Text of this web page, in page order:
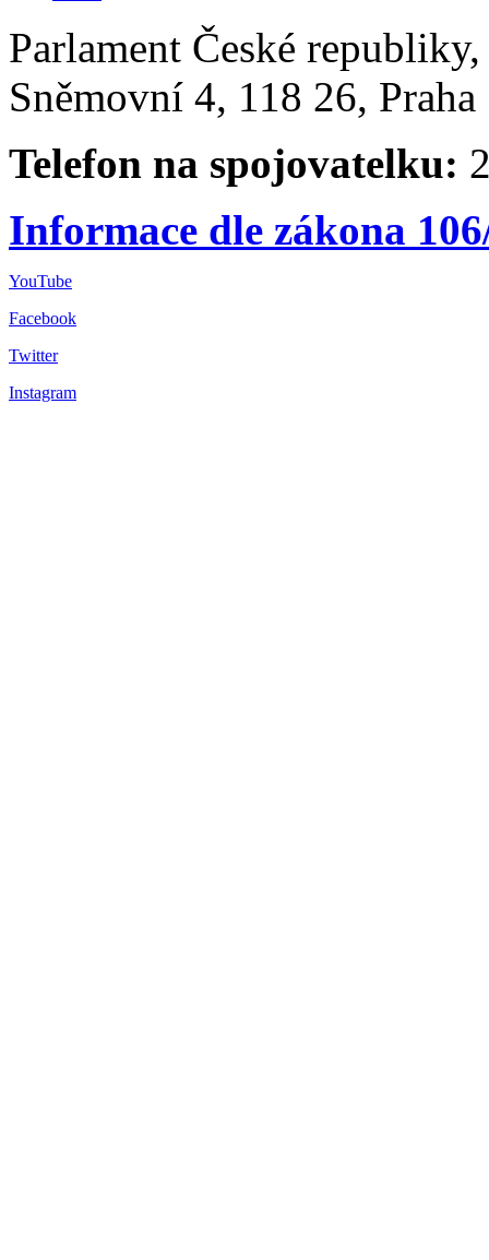
Parlament České
Sněmovní 4, 118 26,
Telefon na spojovatelku:
Informace dle zákona
YouTube
Facebook
Twitter
Instagram